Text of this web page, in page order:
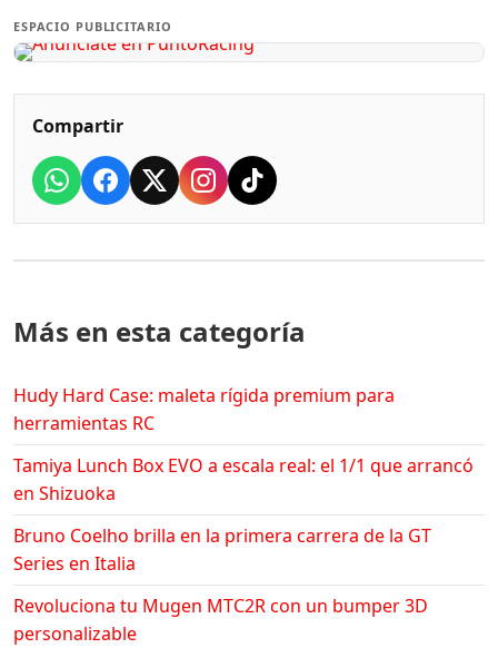
ESPACIO PUBLICITARIO
Compartir
Más en esta categoría
Hudy Hard Case: maleta rígida premium para
herramientas RC
Tamiya Lunch Box EVO a escala real: el 1/1 que arrancó
en Shizuoka
Bruno Coelho brilla en la primera carrera de la GT
Series en Italia
Revoluciona tu Mugen MTC2R con un bumper 3D
personalizable